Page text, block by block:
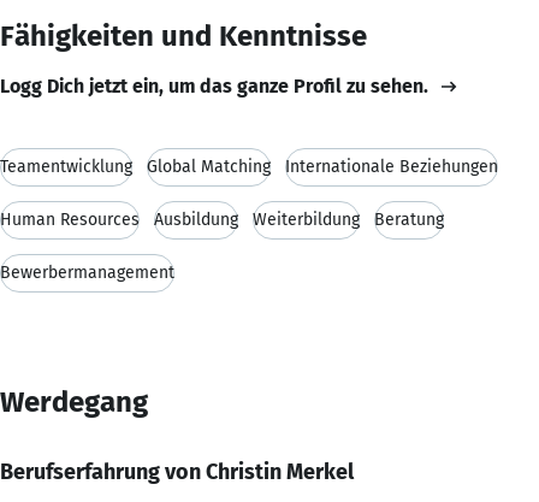
Fähigkeiten und Kenntnisse
Logg Dich jetzt ein, um das ganze Profil zu sehen.
Teamentwicklung Global Matching Internationale Beziehungen
Human Resources Ausbildung Weiterbildung Beratung
Bewerbermanagement
Werdegang
Berufserfahrung von Christin Merkel